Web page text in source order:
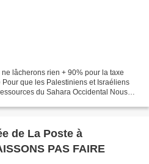
lâcherons rien + 90% pour la taxe
que les Palestiniens et Israéliens
du Sahara Occidental Nous
de La Poste à
PAS FAIRE